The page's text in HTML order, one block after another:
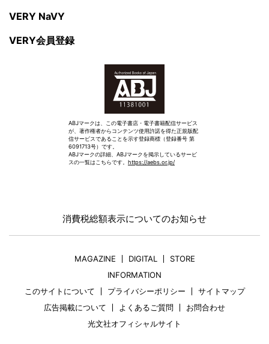
VERY NaVY
VERY会員登録
ABJマークは、この電子書店・電子書籍配信サービス
が、著作権者からコンテンツ使用許諾を得た正規版配
信サービスであることを示す登録商標（登録番号 第
6091713号）です。
ABJマークの詳細、ABJマークを掲示しているサービ
スの一覧はこちらです。 https://aebs.or.jp/
消費税総額表示についてのお知らせ
MAGAZINE DIGITAL
STORE
INFORMATION
このサイトについて
プライバシーポリシー
サイトマップ
広告掲載について
よくあるご質問
お問合わせ
光文社オフィシャルサイト